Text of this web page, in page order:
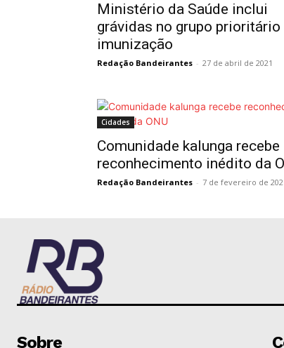
Ministério da Saúde inclui
grávidas no grupo prioritário
imunização
Redação Bandeirantes - 27 de abril de 2021
Cidades
Comunidade kalunga recebe
reconhecimento inédito da
Redação Bandeirantes - 7 de fevereiro de
Sobre